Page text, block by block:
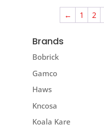
← 1 2
Brands
Bobrick
Gamco
Haws
Kncosa
Koala Kare